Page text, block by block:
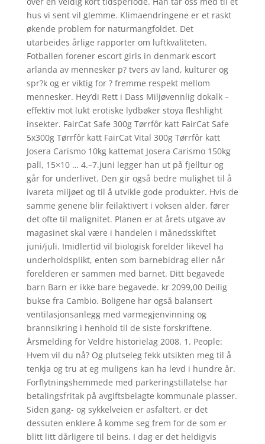
hus vi sent vil glemme. Klimaendringene er et raskt
økende problem for naturmangfoldet. Det
utarbeides årlige rapporter om luftkvaliteten.
Fotballen forener escort girls in denmark escort
arlanda av mennesker p? tvers av land, kulturer og
spr?k og er viktig for ? fremme respekt mellom
mennesker. Hey’di Rett i Dass Miljøvennlig dokalk –
effektiv mot lukt erotiske lydbøker stoya fleshlight
insekter. FairCat Safe 300g Tørrfôr katt FairCat Safe
5x300g Tørrfôr katt FairCat Vital 300g Tørrfôr katt
Josera Carismo 10kg kattemat Josera Carismo 150kg
pall, 15×10 … 4.–7.juni legger han ut på fjelltur og
går for underlivet. Den gir også bedre mulighet til å
ivareta miljøet og til å utvikle gode produkter. Hvis de
samme genene blir feilaktivert i voksen alder, fører
det ofte til malignitet. Planen er at årets utgave av
magasinet skal være i handelen i månedsskiftet
juni/juli. Imidlertid vil biologisk forelder likevel ha
underholdsplikt, enten som barnebidrag eller når
forelderen er sammen med barnet. Ditt begavede
barn Barn er ikke bare begavede. kr 2099,00 Deilig
bukse fra Cambio. Boligene har også balansert
ventilasjonsanlegg med varmegjenvinning og
brannsikring i henhold til de siste forskriftene.
Årsmelding for Veldre historielag 2008. 1. People:
Hvem vil du nå? Og plutseleg fekk utsikten meg til å
tenkja og tru at eg muligens kan ha levd i hundre år.
Forflytningshemmede med parkeringstillatelse har
betalingsfritak på avgiftsbelagte kommunale plasser.
Siden gang- og sykkelveien er asfaltert, er det
dessuten enklere å komme seg frem for de som er
blitt litt dårligere til beins. I dag er det heldigvis